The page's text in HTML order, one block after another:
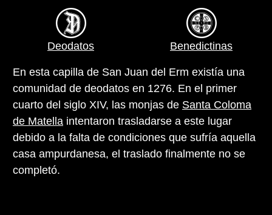
Deodatos Benedictinas
En esta capilla de San Juan del Erm existía una
comunidad de deodatos en 1276. En el primer
cuarto del siglo XIV, las monjas de Santa Coloma
de Matella intentaron trasladarse a este lugar
debido a la falta de condiciones que sufría aquella
casa ampurdanesa, el traslado finalmente no se
completó.